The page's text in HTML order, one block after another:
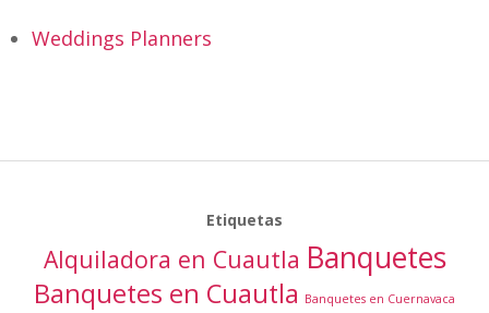
Weddings Planners
Etiquetas
Alquiladora en Cuautla Banquetes
Banquetes en Cuautla Banquetes en Cuernavaca